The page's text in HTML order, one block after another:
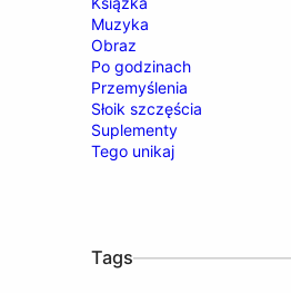
Muzyka
Obraz
Po godzinach
Przemyślenia
Słoik szczęścia
Suplementy
Tego unikaj
Tags